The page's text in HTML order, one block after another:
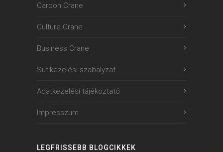
Carbon.Crane
Culture.Crane
Business.Crane
Sütikezelési szabalyzat
Adatkezelési tájékoztató
Impresszum
LEGFRISSEBB BLOGCIKKEK